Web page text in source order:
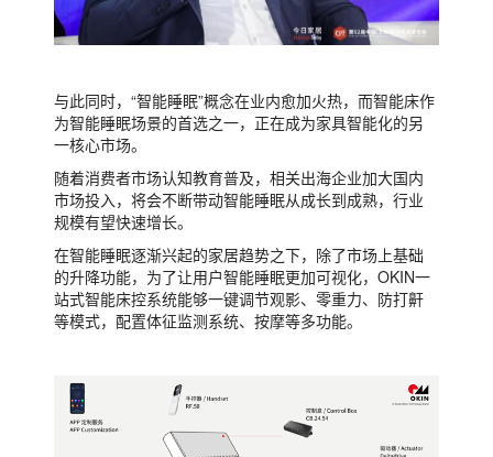
与此同时，“智能睡眠”概念在业内愈加火热，而智能床作
为智能睡眠场景的首选之一，正在成为家具智能化的另
一核心市场。
随着消费者市场认知教育普及，相关出海企业加大国内
市场投入，将会不断带动智能睡眠从成长到成熟，行业
规模有望快速增长。
在智能睡眠逐渐兴起的家居趋势之下，除了市场上基础
的升降功能，为了让用户智能睡眠更加可视化，OKIN一
站式智能床控系统能够一键调节观影、零重力、防打鼾
等模式，配置体征监测系统、按摩等多功能。